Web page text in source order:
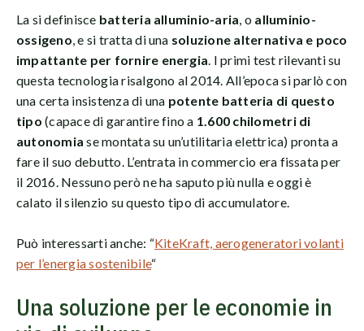
La si definisce batteria alluminio-aria , o alluminio-
ossigeno , e si tratta di una soluzione alternativa e poco
impattante per fornire energia . I primi test rilevanti su
questa tecnologia risalgono al 2014. All’epoca si parlò con
una certa insistenza di una potente batteria di questo
tipo (capace di garantire fino a 1.600 chilometri di
autonomia se montata su un’utilitaria elettrica) pronta a
fare il suo debutto. L’entrata in commercio era fissata per
il 2016. Nessuno però ne ha saputo più nulla e oggi è
calato il silenzio su questo tipo di accumulatore.
Può interessarti anche: “KiteKraft, aerogeneratori volanti
per l’energia sostenibile“
Una soluzione per le economie in